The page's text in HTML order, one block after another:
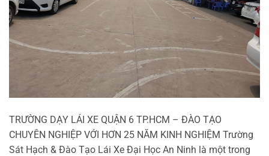
TRƯỜNG DẠY LÁI XE QUẬN 6 TP.HCM – ĐÀO TẠO
CHUYÊN NGHIỆP VỚI HƠN 25 NĂM KINH NGHIỆM Trường
Sát Hạch & Đào Tạo Lái Xe Đại Học An Ninh là một trong